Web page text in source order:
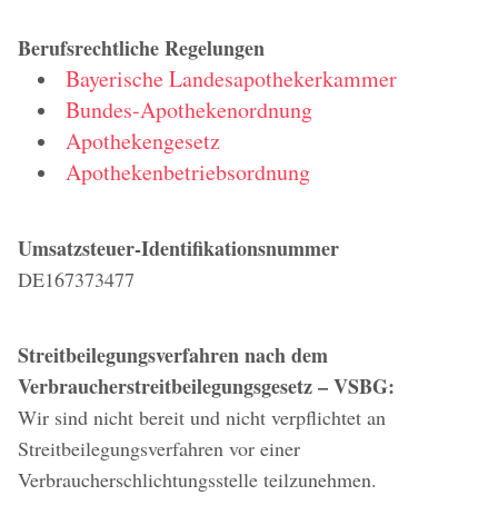
Berufsrechtliche Regelungen
Bayerische Landesapothekerkammer
Bundes-Apothekenordnung
Apothekengesetz
Apothekenbetriebsordnung
Umsatzsteuer-Identifikationsnummer
DE167373477
Streitbeilegungsverfahren nach dem
Verbraucherstreitbeilegungsgesetz – VSBG:
Wir sind nicht bereit und nicht verpflichtet an
Streitbeilegungsverfahren vor einer
Verbraucherschlichtungsstelle teilzunehmen.